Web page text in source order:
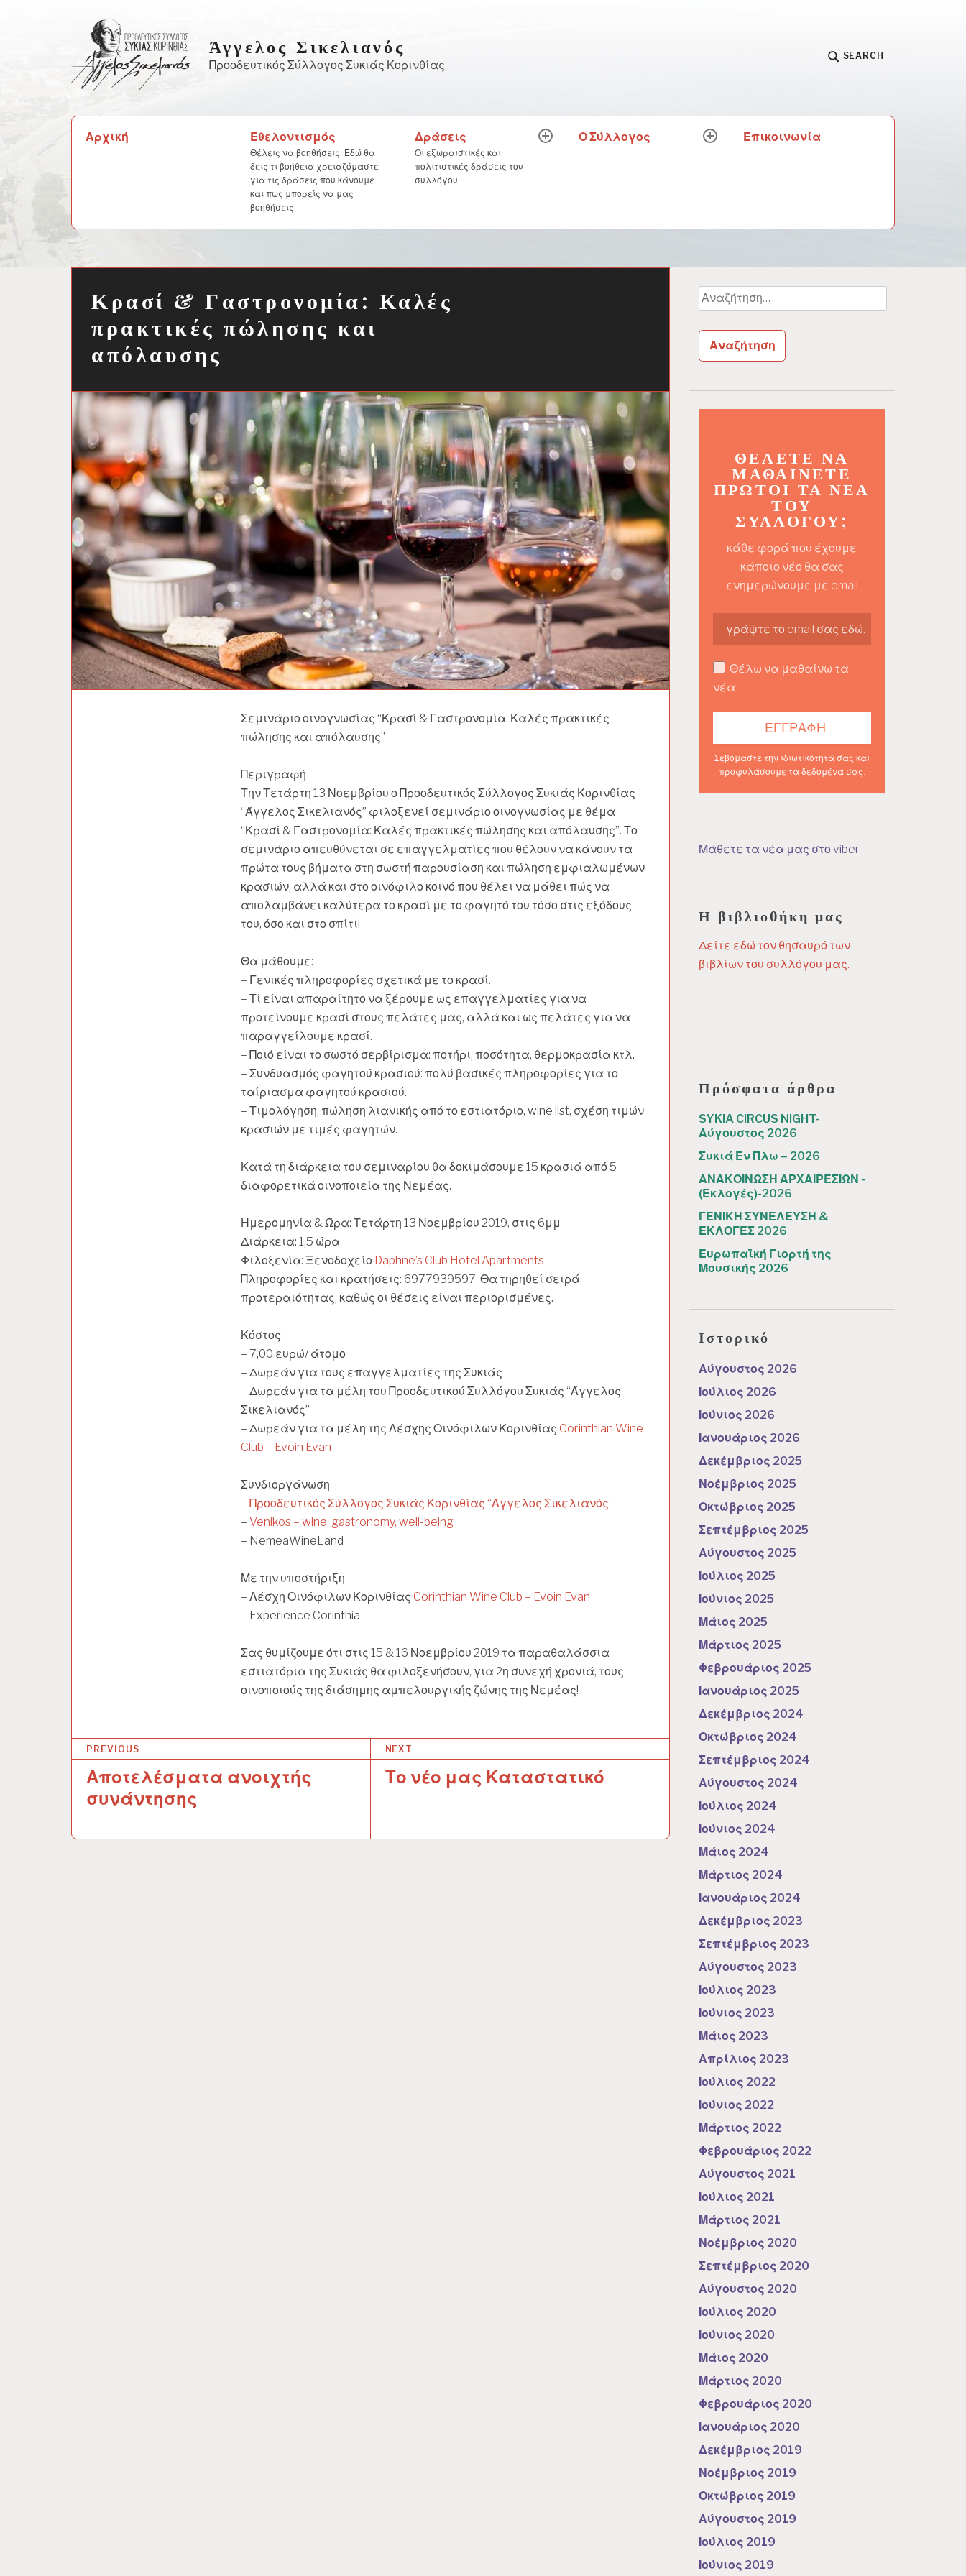
Άγγελος Σικελιανός
Προοδευτικός Σύλλογος Συκιάς Κορινθίας.
SEARCH
Αρχική Εθελοντισμός
Θέλεις να βοηθήσεις; Εδώ θα
δεις τι βοήθεια χρειαζόμαστε
για τις δράσεις που κάνουμε
και πως μπορείς να μας
βοηθήσεις.
Δράσεις
Οι εξωραιστικές και
πολιτιστικές δράσεις του
συλλόγου
expandΟ Σύλλογος
expandΕπικοινωνία
Κρασί & Γαστρονομία: Καλές
πρακτικές πώλησης και
απόλαυσης
Σεμινάριο οινογνωσίας “Κρασί & Γαστρονομία: Καλές πρακτικές
πώλησης και απόλαυσης”
Περιγραφή
Την Τετάρτη 13 Νοεμβρίου ο Προοδευτικός Σύλλογος Συκιάς Κορινθίας
“Άγγελος Σικελιανός” φιλοξενεί σεμινάριο οινογνωσίας με θέμα
“Κρασί & Γαστρονομία: Καλές πρακτικές πώλησης και απόλαυσης”. Το
σεμινάριο απευθύνεται σε επαγγελματίες που θέλουν να κάνουν τα
πρώτα τους βήματα στη σωστή παρουσίαση και πώληση εμφιαλωμένων
κρασιών, αλλά και στο οινόφιλο κοινό που θέλει να μάθει πώς να
απολαμβάνει καλύτερα το κρασί με το φαγητό του τόσο στις εξόδους
του, όσο και στο σπίτι!
Θα μάθουμε:
– Γενικές πληροφορίες σχετικά με το κρασί.
– Τί είναι απαραίτητο να ξέρουμε ως επαγγελματίες για να
προτείνουμε κρασί στους πελάτες μας, αλλά και ως πελάτες για να
παραγγείλουμε κρασί.
– Ποιό είναι το σωστό σερβίρισμα: ποτήρι, ποσότητα, θερμοκρασία κτλ.
– Συνδυασμός φαγητού κρασιού: πολύ βασικές πληροφορίες για το
ταίριασμα φαγητού κρασιού.
– Τιμολόγηση, πώληση λιανικής από το εστιατόριο, wine list, σχέση τιμών
κρασιών με τιμές φαγητών.
Κατά τη διάρκεια του σεμιναρίου θα δοκιμάσουμε 15 κρασιά από 5
διαφορετικά οινοποιεία της Νεμέας.
Ημερομηνία & Ώρα: Τετάρτη 13 Νοεμβρίου 2019, στις 6μμ
Διάρκεια: 1,5 ώρα
Φιλοξενία: Ξενοδοχείο Daphne’s Club Hotel Apartments
Πληροφορίες και κρατήσεις: 6977939597. Θα τηρηθεί σειρά
προτεραιότητας, καθώς οι θέσεις είναι περιορισμένες.
Κόστος:
– 7,00 ευρώ/ άτομο
– Δωρεάν για τους επαγγελματίες της Συκιάς
– Δωρεάν για τα μέλη του Προοδευτικού Συλλόγου Συκιάς “Άγγελος
Σικελιανός”
– Δωρεάν για τα μέλη της Λέσχης Οινόφιλων Κορινθίας Corinthian Wine
Club – Evoin Evan
Συνδιοργάνωση
– Προοδευτικός Σύλλογος Συκιάς Κορινθίας “Άγγελος Σικελιανός”
– Venikos – wine, gastronomy, well-being
– NemeaWineLand
Με την υποστήριξη
– Λέσχη Οινόφιλων Κορινθίας Corinthian Wine Club – Evoin Evan
– Experience Corinthia
Σας θυμίζουμε ότι στις 15 & 16 Νοεμβρίου 2019 τα παραθαλάσσια
εστιατόρια της Συκιάς θα φιλοξενήσουν, για 2η συνεχή χρονιά, τους
οινοποιούς της διάσημης αμπελουργικής ζώνης της Νεμέας!
Π
ο
PREVIOUS
Αποτελέσματα ανοιχτής
συνάντησης
NEXT
Το νέο μας Καταστατικό
Αναζήτηση
για:
ΘΈΛΕΤΕ ΝΑ
ΜΑΘΑΊΝΕΤΕ
ΠΡΏΤΟΙ ΤΑ ΝΈΑ
ΤΟΥ
ΣΥΛΛΌΓΟΥ;
κάθε φορά που έχουμε
κάποιο νέο θα σας
ενημερώνουμε με email
Θέλω να μαθαίνω τα
νέα
Σεβόμαστε την ιδιωτικότητά σας και
προφυλάσουμε τα δεδομένα σας.
Μάθετε τα νέα μας στο viber
Η βιβλιοθήκη μας
Δείτε εδώ τον θησαυρό των
βιβλίων του συλλόγου μας.
Πρόσφατα άρθρα
SYKIA CIRCUS NIGHT-
Αύγουστος 2026
Συκιά Εν Πλω – 2026
ΑΝΑΚΟΙΝΩΣΗ ΑΡΧΑΙΡΕΣΙΩΝ -
(Εκλογές)-2026
ΓΕΝΙΚΗ ΣΥΝΕΛΕΥΣΗ &
ΕΚΛΟΓΕΣ 2026
Ευρωπαϊκή Γιορτή της
Μουσικής 2026
Ιστορικό
Αύγουστος 2026
Ιούλιος 2026
Ιούνιος 2026
Ιανουάριος 2026
Δεκέμβριος 2025
Νοέμβριος 2025
Οκτώβριος 2025
Σεπτέμβριος 2025
Αύγουστος 2025
Ιούλιος 2025
Ιούνιος 2025
Μάιος 2025
Μάρτιος 2025
Φεβρουάριος 2025
Ιανουάριος 2025
Δεκέμβριος 2024
Οκτώβριος 2024
Σεπτέμβριος 2024
Αύγουστος 2024
Ιούλιος 2024
Ιούνιος 2024
Μάιος 2024
Μάρτιος 2024
Ιανουάριος 2024
Δεκέμβριος 2023
Σεπτέμβριος 2023
Αύγουστος 2023
Ιούλιος 2023
Ιούνιος 2023
Μάιος 2023
Απρίλιος 2023
Ιούλιος 2022
Ιούνιος 2022
Μάρτιος 2022
Φεβρουάριος 2022
Αύγουστος 2021
Ιούλιος 2021
Μάρτιος 2021
Νοέμβριος 2020
Σεπτέμβριος 2020
Αύγουστος 2020
Ιούλιος 2020
Ιούνιος 2020
Μάιος 2020
Μάρτιος 2020
Φεβρουάριος 2020
Ιανουάριος 2020
Δεκέμβριος 2019
Νοέμβριος 2019
Οκτώβριος 2019
Αύγουστος 2019
Ιούλιος 2019
Ιούνιος 2019